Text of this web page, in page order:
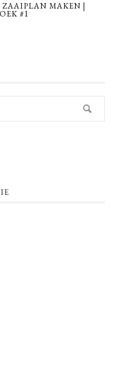
MAKEN |
#1